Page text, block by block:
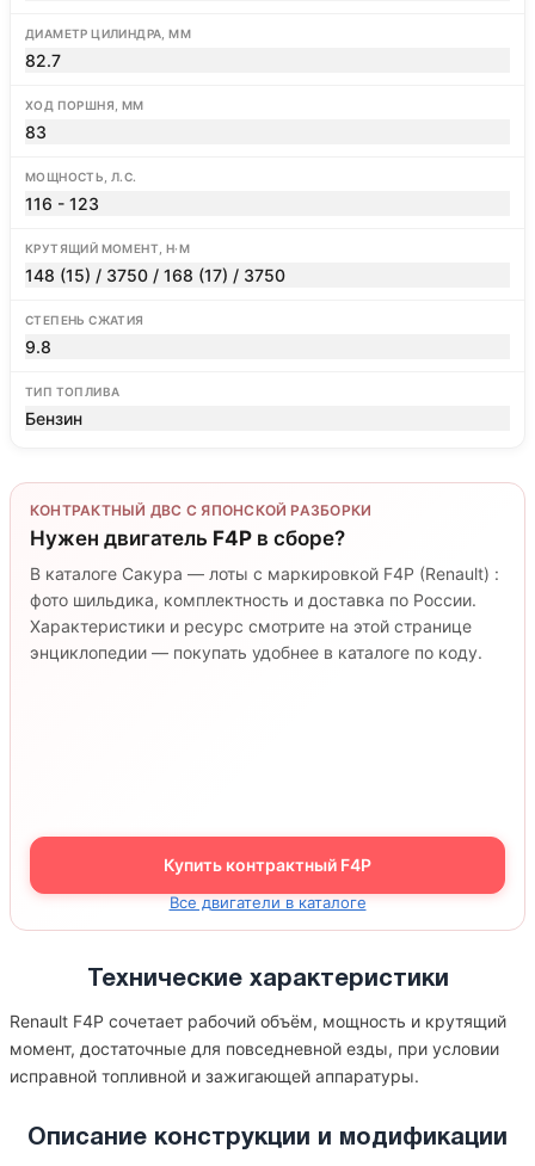
ДИАМЕТР ЦИЛИНДРА, ММ
82.7
ХОД ПОРШНЯ, ММ
83
МОЩНОСТЬ, Л.С.
116 - 123
КРУТЯЩИЙ МОМЕНТ, Н·М
148 (15) / 3750 / 168 (17) / 3750
СТЕПЕНЬ СЖАТИЯ
9.8
ТИП ТОПЛИВА
Бензин
КОНТРАКТНЫЙ ДВС С ЯПОНСКОЙ РАЗБОРКИ
Нужен двигатель F4P в сборе?
В каталоге Сакура — лоты с маркировкой F4P (Renault) :
фото шильдика, комплектность и доставка по России.
Характеристики и ресурс смотрите на этой странице
энциклопедии — покупать удобнее в каталоге по коду.
Купить контрактный F4P
Все двигатели в каталоге
Технические характеристики
Renault F4P сочетает рабочий объём, мощность и крутящий
момент, достаточные для повседневной езды, при условии
исправной топливной и зажигающей аппаратуры.
Описание конструкции и модификации